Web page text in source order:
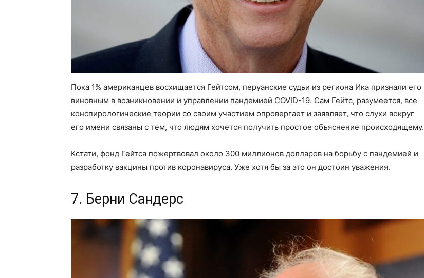
Пока 1% американцев восхищается Гейтсом, перуанские судьи из региона Ика признали его
виновным в возникновении и управлении пандемией COVID-19. Сам Гейтс, разумеется, все
конспирологические теории со своим участием опровергает и заявляет, что слухи вокруг
его имени связаны с тем, что людям хочется получить простое объяснение происходящему.
Кстати, фонд Гейтса пожертвовал около 300 миллионов долларов на борьбу с пандемией и
разработку вакцины против коронавируса. Уже хотя бы за это он достоин уважения.
7. Берни Сандерс